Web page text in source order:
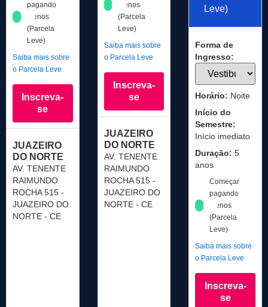
pagando
menos
(Parcela
Leve)
Saiba mais sobre
o Parcela Leve
Inscreva-
se
JUAZEIRO
DO NORTE
AV. TENENTE
RAIMUNDO
ROCHA 515 -
JUAZEIRO DO
NORTE - CE
menos
(Parcela
Leve)
Saiba mais sobre
o Parcela Leve
Inscreva-
se
JUAZEIRO
DO NORTE
AV. TENENTE
RAIMUNDO
ROCHA 515 -
JUAZEIRO DO
NORTE - CE
Leve)
Forma de
Ingresso:
Horário: Noite
Início do
Semestre:
Início imediato
Duração: 5
anos
Começar
pagando
menos
(Parcela
Leve)
Saiba mais sobre
o Parcela Leve
Inscreva-
se